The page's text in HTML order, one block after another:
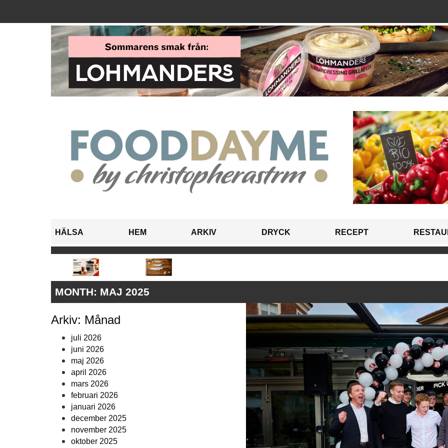
HÄLSA HEM ARKIV DRYCK RECEPT
MONTH: MAJ 2025
Arkiv: Månad
juli 2026
juni 2026
maj 2026
april 2026
mars 2026
februari 2026
januari 2026
december 2025
november 2025
oktober 2025